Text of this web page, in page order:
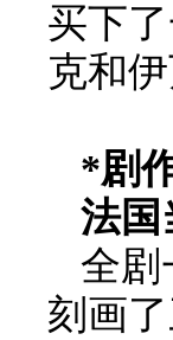
买下
克和
*剧
法国
全剧
刻画